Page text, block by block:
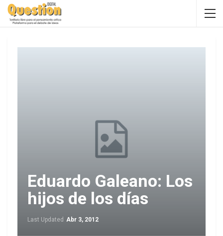
Eduardo Galeano: Los
hijos de los días
Last Updated Abr 3, 2012